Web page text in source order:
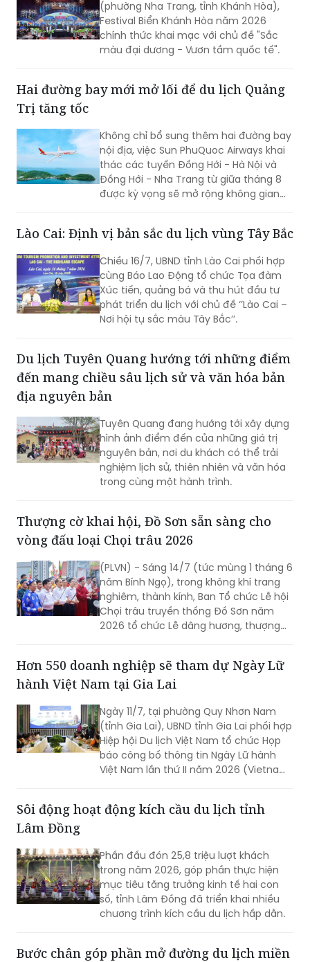
(phường Nha Trang, tỉnh Khánh Hòa),
Festival Biển Khánh Hòa năm 2026
chính thức khai mạc với chủ đề "Sắc
màu đại dương - Vươn tầm quốc tế".
Hai đường bay mới mở lối để du lịch Quảng
Trị tăng tốc
Không chỉ bổ sung thêm hai đường bay
nội địa, việc Sun PhuQuoc Airways khai
thác các tuyến Đồng Hới - Hà Nội và
Đồng Hới - Nha Trang từ giữa tháng 8
được kỳ vọng sẽ mở rộng không gian
quốc tế, tạo đà cho Lễ hội Vì Hòa bình
2026 và Năm Du lịch Quốc gia - Quảng
Trị 2027.
Lào Cai: Định vị bản sắc du lịch vùng Tây Bắc
Chiều 16/7, UBND tỉnh Lào Cai phối hợp
cùng Báo Lao Động tổ chức Tọa đàm
Xúc tiến, quảng bá và thu hút đầu tư
phát triển du lịch với chủ đề ‘’Lào Cai –
Nơi hội tụ sắc màu Tây Bắc’’.
Du lịch Tuyên Quang hướng tới những điểm
đến mang chiều sâu lịch sử và văn hóa bản
địa nguyên bản
Tuyên Quang đang hướng tới xây dựng
hình ảnh điểm đến của những giá trị
nguyên bản, nơi du khách có thể trải
nghiệm lịch sử, thiên nhiên và văn hóa
trong cùng một hành trình.
Thượng cờ khai hội, Đồ Sơn sẵn sàng cho
vòng đấu loại Chọi trâu 2026
(PLVN) - Sáng 14/7 (tức mùng 1 tháng 6
năm Bính Ngọ), trong không khí trang
nghiêm, thành kính, Ban Tổ chức Lễ hội
Chọi trâu truyền thống Đồ Sơn năm
2026 tổ chức Lễ dâng hương, thượng
chính thức mở đầu mùa lễ hội năm
nay.
Hơn 550 doanh nghiệp sẽ tham dự Ngày Lữ
hành Việt Nam tại Gia Lai
Ngày 11/7, tại phường Quy Nhơn Nam
(tỉnh Gia Lai), UBND tỉnh Gia Lai phối hợp
Hiệp hội Du lịch Việt Nam tổ chức Họp
báo công bố thông tin Ngày Lữ hành
Việt Nam lần thứ II năm 2026 (Vietnam
Sôi động hoạt động kích cầu du lịch tỉnh
Lâm Đồng
Phấn đấu đón 25,8 triệu lượt khách
trong năm 2026, góp phần thực hiện
mục tiêu tăng trưởng kinh tế hai con
số, tỉnh Lâm Đồng đã triển khai nhiều
chương trình kích cầu du lịch hấp dẫn.
Bước chân góp phần mở đường du lịch miền